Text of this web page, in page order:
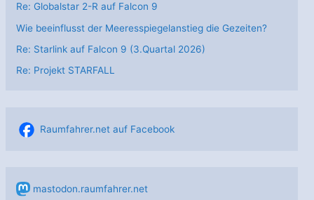
Re: Globalstar 2-R auf Falcon 9
Wie beeinflusst der Meeresspiegelanstieg die Gezeiten?
Re: Starlink auf Falcon 9 (3.Quartal 2026)
Re: Projekt STARFALL
Raumfahrer.net auf Facebook
mastodon.raumfahrer.net